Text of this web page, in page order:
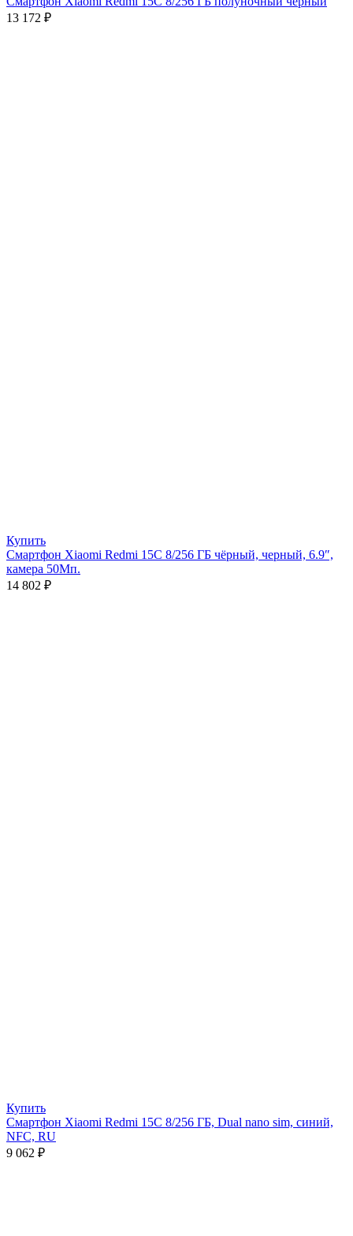
13 172 ₽
Купить
Смартфон Xiaomi Redmi 15C 8/256 ГБ чёрный, черный, 6.9″,
камера 50Мп.
14 802 ₽
Купить
Смартфон Xiaomi Redmi 15C 8/256 ГБ, Dual nano sim, синий,
NFC, RU
9 062 ₽